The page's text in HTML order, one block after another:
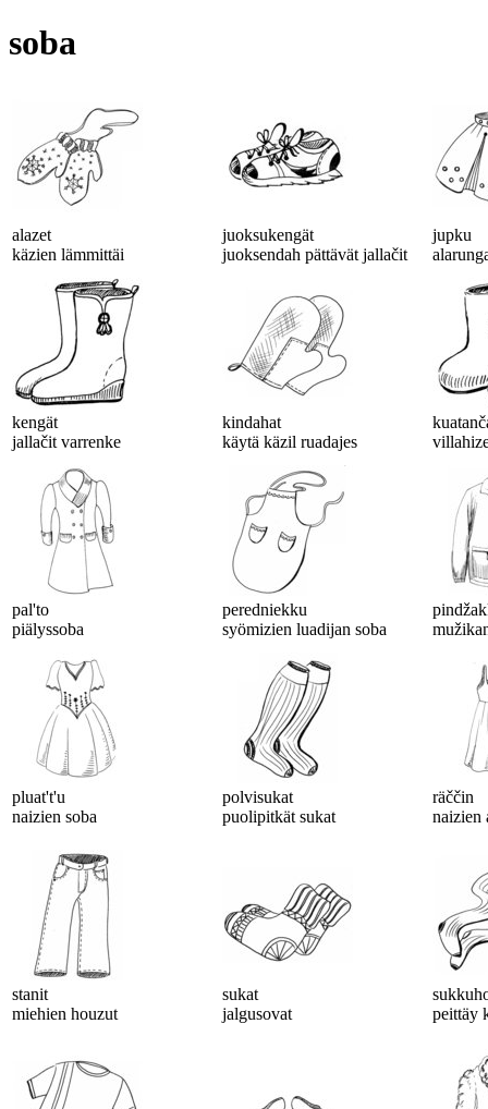
soba
alazet
käzien lämmittäi
juoksukengät
juoksendah pättävät jallačit
jupku
kengät
jallačit varrenke
kindahat
käytä käzil ruadajes
pal'to
piälyssoba
peredniekku
syömizien luadijan soba
pluat't'u
naizien soba
polvisukat
puolipitkät sukat
räččin
naizien
stanit
miehien houzut
sukat
jalgusovat
peittäy